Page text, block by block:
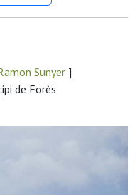
Sunyer ]
de Forès